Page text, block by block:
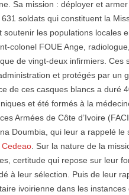
Sa mission : déployer et
soldats qui constituent la
les populations locales
colonel FOUE Ange,
de vingt-deux infirmiers. Ces
et protégés par un
de ces casques blancs a duré
et été formés à la
Armées de Côte d’Ivoire
Doumbia, qui leur a rappelé le
Cedeao. Sur la nature de la
certitude qui repose sur leur
à leur sélection. Puis de leur
ivoirienne dans les